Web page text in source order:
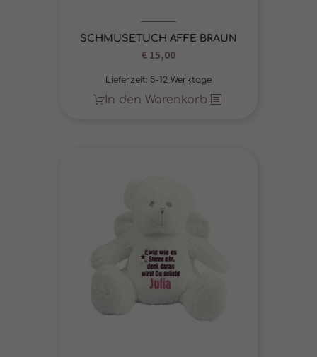
SCHMUSETUCH AFFE BRAUN
€ 15,00
Lieferzeit: 5-12 Werktage
In den Warenkorb